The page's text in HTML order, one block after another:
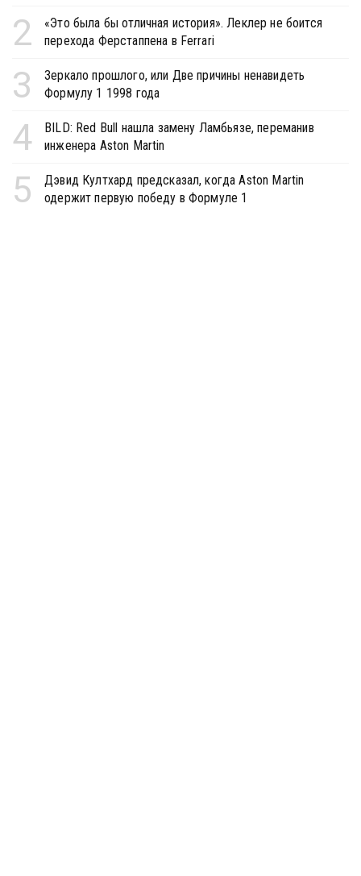
2
«Это была бы отличная история». Леклер не боится
перехода Ферстаппена в Ferrari
3
Зеркало прошлого, или Две причины ненавидеть
Формулу 1 1998 года
4
BILD: Red Bull нашла замену Ламбьязе, переманив
инженера Aston Martin
5
Дэвид Култхард предсказал, когда Aston Martin
одержит первую победу в Формуле 1